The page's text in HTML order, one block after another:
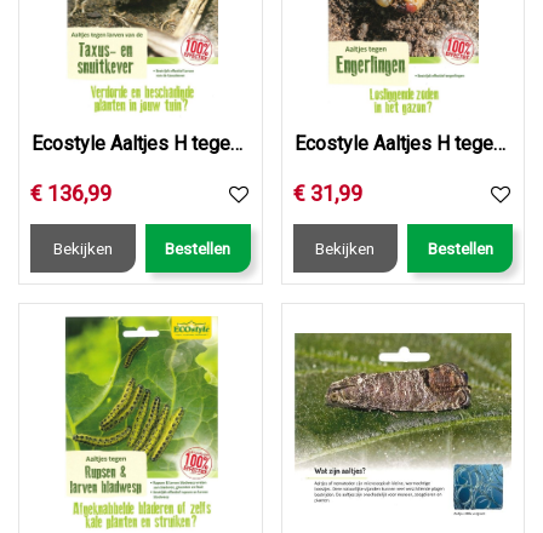
Ecostyle Aaltjes H tegen larven taxus- en snuitkever 250 ml…
€ 136,99
Bekijken Bestellen
Ecostyle Aaltjes H tegen engerlingen 25 mln/50 m2
€ 31,99
Bekijken Bestellen